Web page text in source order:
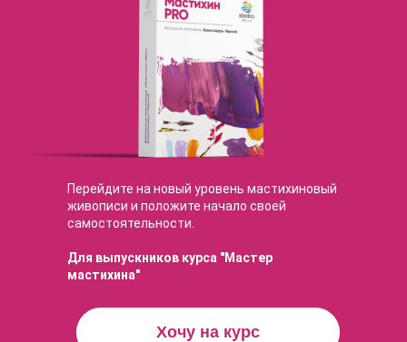
Перейдите на новый уровень мастихиновый
живописи и положите начало своей
самостоятельности.
Для выпускников курса "Мастер
мастихина"
Хочу на курс